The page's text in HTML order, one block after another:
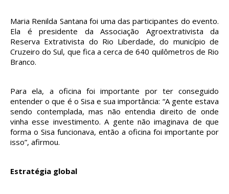
Maria Renilda Santana foi uma das participantes do evento.
Ela é presidente da Associação Agroextrativista da
Reserva Extrativista do Rio Liberdade, do município de
Cruzeiro do Sul, que fica a cerca de 640 quilômetros de Rio
Branco.
Para ela, a oficina foi importante por ter conseguido
entender o que é o Sisa e sua importância: “A gente estava
sendo contemplada, mas não entendia direito de onde
vinha esse investimento. A gente não imaginava de que
forma o Sisa funcionava, então a oficina foi importante por
isso”, afirmou.
Estratégia global